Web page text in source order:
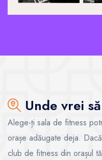
Unde vrei
Alege-ți sala de fitness
orașe adăugate deja.
club de fitness din orașul